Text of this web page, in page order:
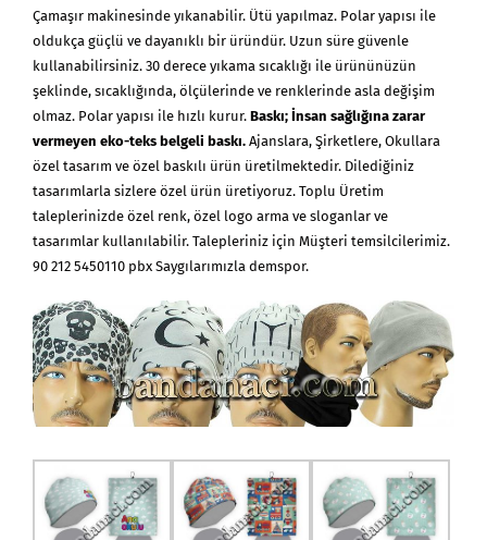
Çamaşır makinesinde yıkanabilir. Ütü yapılmaz. Polar yapısı ile
oldukça güçlü ve dayanıklı bir üründür. Uzun süre güvenle
kullanabilirsiniz. 30 derece yıkama sıcaklığı ile ürününüzün
şeklinde, sıcaklığında, ölçülerinde ve renklerinde asla değişim
olmaz. Polar yapısı ile hızlı kurur. Baskı; İnsan sağlığına zarar
vermeyen eko-teks belgeli baskı. Ajanslara, Şirketlere, Okullara
özel tasarım ve özel baskılı ürün üretilmektedir. Dilediğiniz
tasarımlarla sizlere özel ürün üretiyoruz. Toplu Üretim
taleplerinizde özel renk, özel logo arma ve sloganlar ve
tasarımlar kullanılabilir. Talepleriniz için Müşteri temsilcilerimiz.
90 212 5450110 pbx Saygılarımızla demspor.